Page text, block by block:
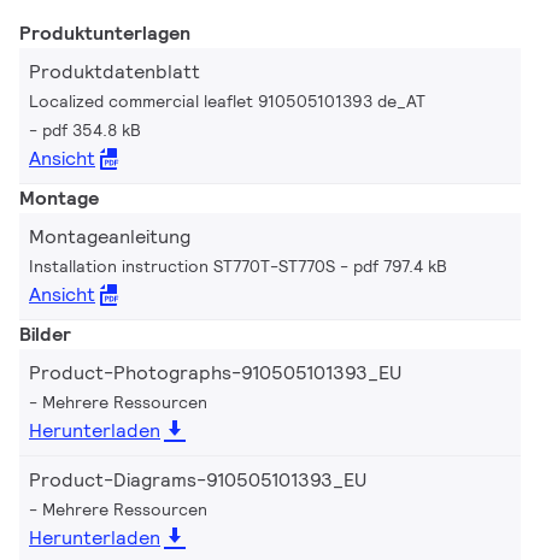
Produktunterlagen
Produktdatenblatt
Localized commercial leaflet 910505101393 de_AT
pdf 354.8 kB
Ansicht
Montage
Montageanleitung
Installation instruction ST770T-ST770S pdf 797.4 kB
Ansicht
Bilder
Product-Photographs-910505101393_EU
Mehrere Ressourcen
Herunterladen
Product-Diagrams-910505101393_EU
Mehrere Ressourcen
Herunterladen